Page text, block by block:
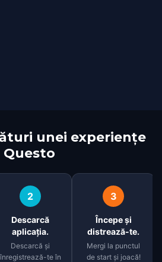
unei experiențe
Questo
2
Descarcă
aplicația.
Descarcă și
înregistrează-te în
3
Începe și
distrează-te.
Mergi la punctul
de start și joacă!